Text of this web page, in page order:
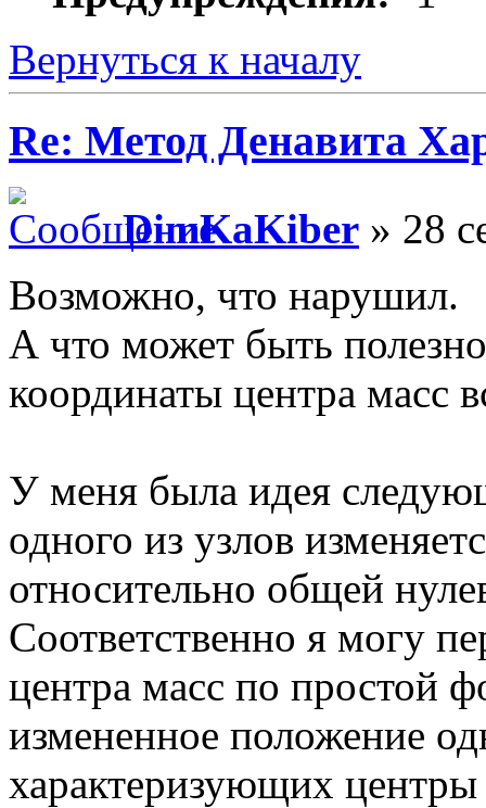
Вернуться к началу
Re: Метод Денавита
DimKaKiber » 28
Возможно, что нарушил.
А что может быть
координаты центра масс
У меня была идея
одного из узлов
относительно общей
Соответственно я могу
центра масс по простой
измененное положение
характеризующих центры